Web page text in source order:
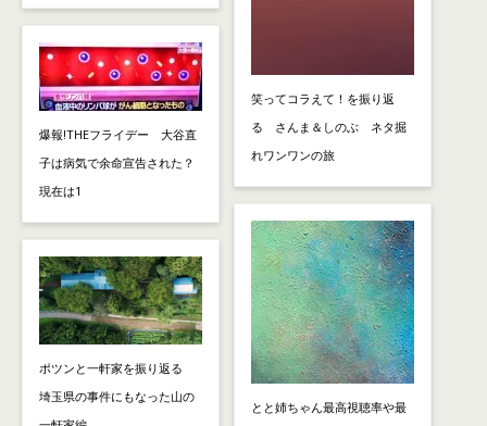
爆報!THEフライデー 大谷直
子は病気で余命宣告された？
現在は1
ポツンと一軒家を振り返る
埼玉県の事件にもなった山の
笑ってコラえて！を振り返
る さんま＆しのぶ ネタ掘
れワンワンの旅
とと姉ちゃん最高視聴率や最